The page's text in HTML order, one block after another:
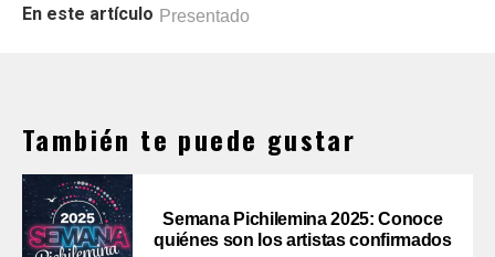
En este artículo Presentado
También te puede gustar
Semana Pichilemina 2025: Conoce
quiénes son los artistas confirmados